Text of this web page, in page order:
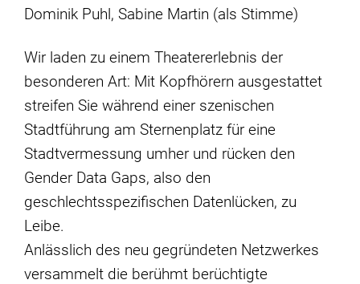
Dominik Puhl, Sabine Martin (als Stimme)
Wir laden zu einem Theatererlebnis der
besonderen Art: Mit Kopfhörern ausgestattet
streifen Sie während einer szenischen
Stadtführung am Sternenplatz für eine
Stadtvermessung umher und rücken den
Gender Data Gaps, also den
geschlechtsspezifischen Datenlücken, zu
Leibe.
Anlässlich des neu gegründeten Netzwerkes
versammelt die berühmt berüchtigte